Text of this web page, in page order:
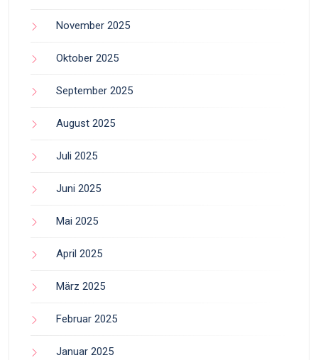
November 2025
Oktober 2025
September 2025
August 2025
Juli 2025
Juni 2025
Mai 2025
April 2025
März 2025
Februar 2025
Januar 2025